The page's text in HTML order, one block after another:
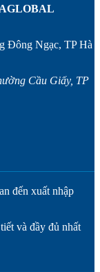
Đông Ngạc, TP Hà
Cầu Giấy, TP
đến xuất nhập
và đầy đủ nhất